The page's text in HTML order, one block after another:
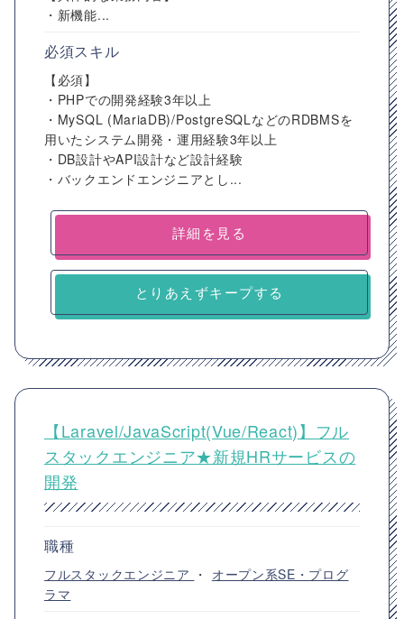
・新機能...
必須スキル
【必須】
・PHPでの開発経験3年以上
・MySQL (MariaDB)/PostgreSQLなどのRDBMSを
用いたシステム開発・運用経験3年以上
・DB設計やAPI設計など設計経験
・バックエンドエンジニアとし...
詳細を見る
とりあえずキープする
【Laravel/JavaScript(Vue/React)】フル
スタックエンジニア★新規HRサービスの
開発
職種
フルスタックエンジニア ・ オープン系SE・プログ
ラマ